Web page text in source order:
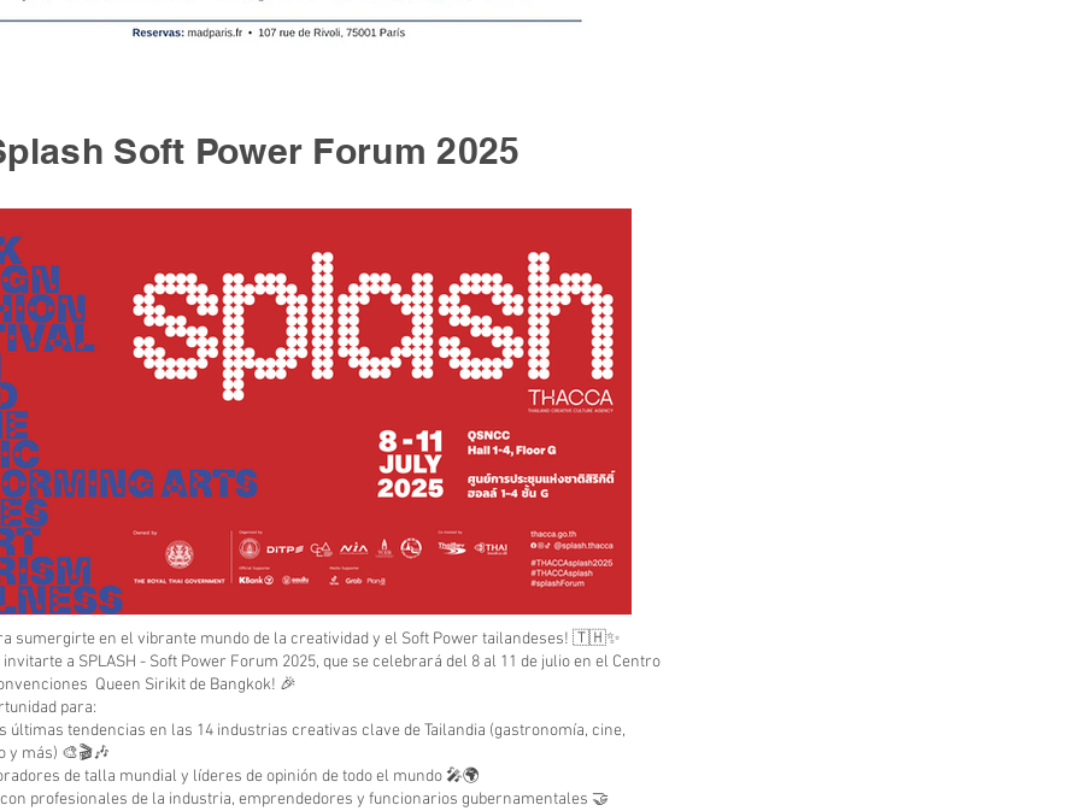
Soft Power Forum 2025
sumergirte en el vibrante mundo de la creatividad y el Soft Power tailandeses! 🇹🇭✨
a SPLASH - Soft Power Forum 2025, que se celebrará del 8 al 11 de julio en el Centro
Queen Sirikit de Bangkok! 🎉
para:
últimas tendencias en las 14 industrias creativas clave de Tailandia (gastronomía, cine,
y más) 🎨🎬🎶
de talla mundial y líderes de opinión de todo el mundo 🎤🌍
profesionales de la industria, emprendedores y funcionarios gubernamentales 🤝